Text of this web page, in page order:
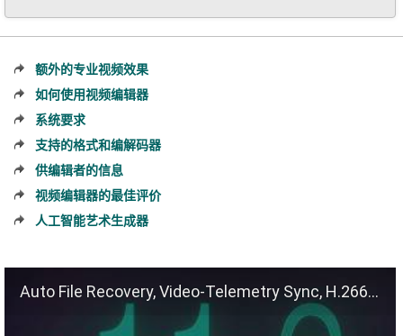
额外的专业视频效果
如何使用视频编辑器
系统要求
支持的格式和编解码器
供编辑者的信息
视频编辑器的最佳评价
人工智能艺术生成器
Auto File Recovery, Video-Telemetry Sync, H.266 (VVC)